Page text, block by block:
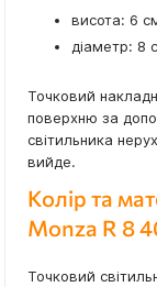
висота: 6
діаметр: 8
Точковий
поверхню за
світильника
вийде.
Колір та
Monza R 8
Точковий